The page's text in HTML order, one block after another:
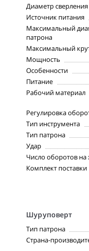
Диаметр сверления
Источник питания
Максимальный
патрона
Максимальный
Мощность
Особенности
Питание
Рабочий материал
Регулировка
Тип инструмента
Тип патрона
Удар
Число оборотов на
Комплект поставки
Шуруповерт
Тип патрона
Страна-